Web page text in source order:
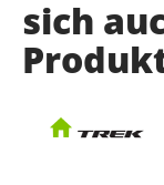
sich